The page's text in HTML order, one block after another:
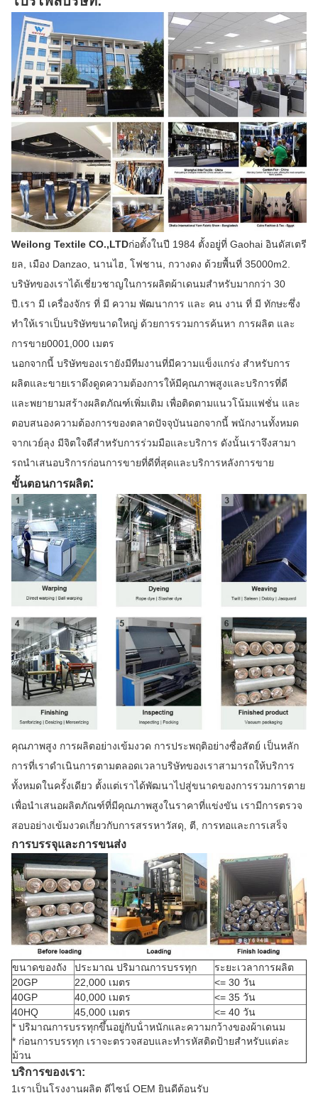
Weilong Textile CO.,LTDก่อตั้งในปี 1984 ตั้งอยู่ที่ Gaohai อินดัสเตรี
ยล, เมือง Danzao, นานไฮ, โฟชาน, กวางดง ด้วยพื้นที่ 35000m2.
บริษัทของเราได้เชี่ยวชาญในการผลิตผ้าเดนมสําหรับมากกว่า 30
ปี.เรา มี เครื่องจักร ที่ มี ความ พัฒนาการ และ คน งาน ที่ มี ทักษะซึ่ง
ทําให้เราเป็นบริษัทขนาดใหญ่ ด้วยการรวมการค้นหา การผลิต และ
การขาย0001,000 เมตร
นอกจากนี้ บริษัทของเรายังมีทีมงานที่มีความแข็งแกร่ง สําหรับการ
ผลิตและขายเราดึงดูดความต้องการให้มีคุณภาพสูงและบริการที่ดี
และพยายามสร้างผลิตภัณฑ์เพิ่มเติม เพื่อติดตามแนวโน้มแฟชั่น และ
ตอบสนองความต้องการของตลาดปัจจุบันนอกจากนี้ พนักงานทั้งหมด
จากเวย์ลุง มีจิตใจดีสําหรับการร่วมมือและบริการ ดังนั้นเราจึงสามา
รถนําเสนอบริการก่อนการขายที่ดีที่สุดและบริการหลังการขาย
ขั้นตอนการผลิต:
คุณภาพสูง การผลิตอย่างเข้มงวด การประพฤติอย่างซื่อสัตย์ เป็นหลัก
การที่เราดําเนินการตามตลอดเวลาบริษัทของเราสามารถให้บริการ
ทั้งหมดในครั้งเดียว ตั้งแต่เราได้พัฒนาไปสู่ขนาดของการรวมการตาย
เพื่อนําเสนอผลิตภัณฑ์ที่มีคุณภาพสูงในราคาที่แข่งขัน เรามีการตรวจ
สอบอย่างเข้มงวดเกี่ยวกับการสรรหาวัสดุ, ตี, การทอและการเสร็จ
การบรรจุและการขนส่ง
ขนาดของถัง ประมาณ ปริมาณการบรรทุก
ระยะเวลาการผลิต
20GP
22,000 เมตร
<= 30 วัน
40GP
40,000 เมตร
<= 35 วัน
40HQ
45,000 เมตร
<= 40 วัน
* ปริมาณการบรรทุกขึ้นอยู่กับน้ําหนักและความกว้างของผ้าเดนม
* ก่อนการบรรทุก เราจะตรวจสอบและทํารหัสติดป้ายสําหรับแต่ละ
ม้วน
บริการของเรา:
1เราเป็นโรงงานผลิต ดีไซน์ OEM ยินดีต้อนรับ